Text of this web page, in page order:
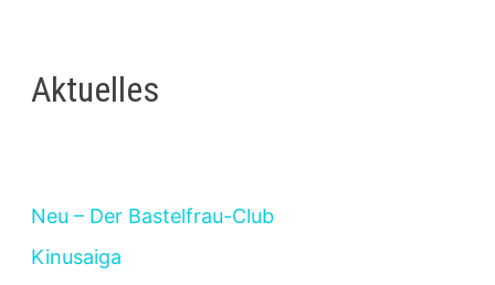
Aktuelles
Neu – Der Bastelfrau-Club
Kinusaiga